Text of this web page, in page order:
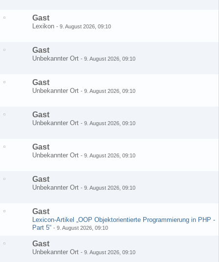
Gast
Lexikon - 9. August 2026, 09:10
Gast
Unbekannter Ort - 9. August 2026, 09:10
Gast
Unbekannter Ort - 9. August 2026, 09:10
Gast
Unbekannter Ort - 9. August 2026, 09:10
Gast
Unbekannter Ort - 9. August 2026, 09:10
Gast
Unbekannter Ort - 9. August 2026, 09:10
Gast
Lexicon-Artikel „OOP Objektorientierte Programmierung in PHP -
Part 5“ - 9. August 2026, 09:10
Gast
Unbekannter Ort - 9. August 2026, 09:10